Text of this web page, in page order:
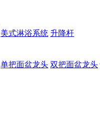
美式淋浴系统 升降杆
单把面盆龙头 双把面盆龙头